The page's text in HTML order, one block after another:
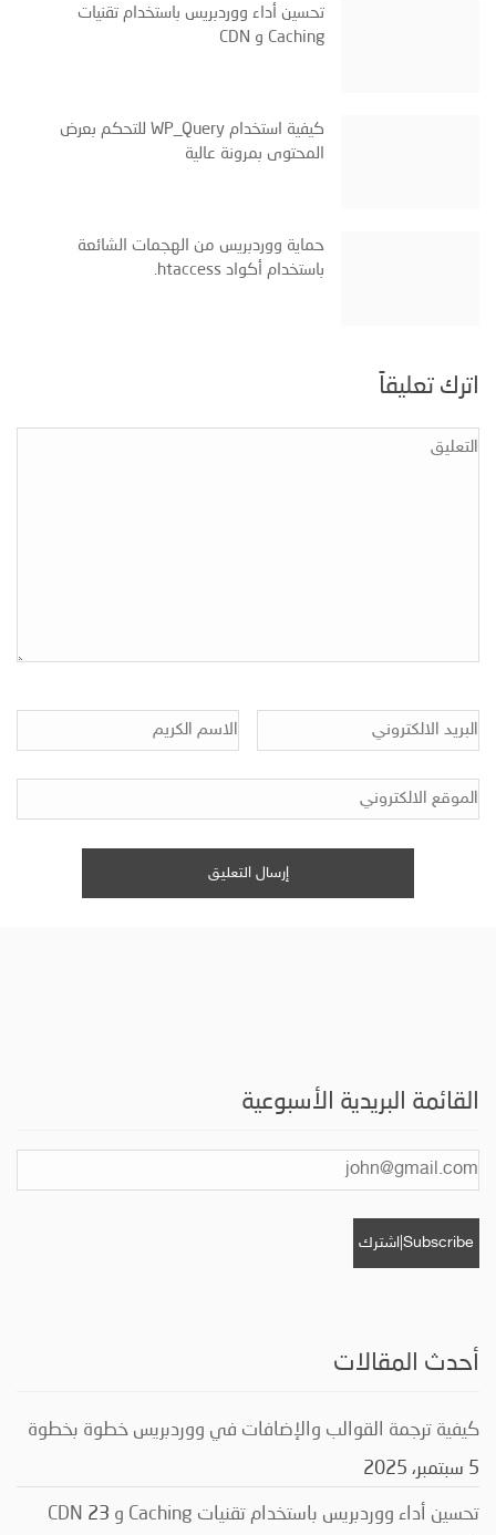
تحسين أداء ووردبريس باستخدام تقنيات
Caching و CDN
كيفية استخدام WP_Query للتحكم بعرض
المحتوى بمرونة عالية
حماية ووردبريس من الهجمات الشائعة
باستخدام أكواد ‎.htaccess
اترك تعليقاً
القائمة البريدية الأسبوعية
أحدث المقالات
كيفية ترجمة القوالب والإضافات في ووردبريس خطوة بخطوة
5 سبتمبر، 2025
تحسين أداء ووردبريس باستخدام تقنيات Caching و CDN
23